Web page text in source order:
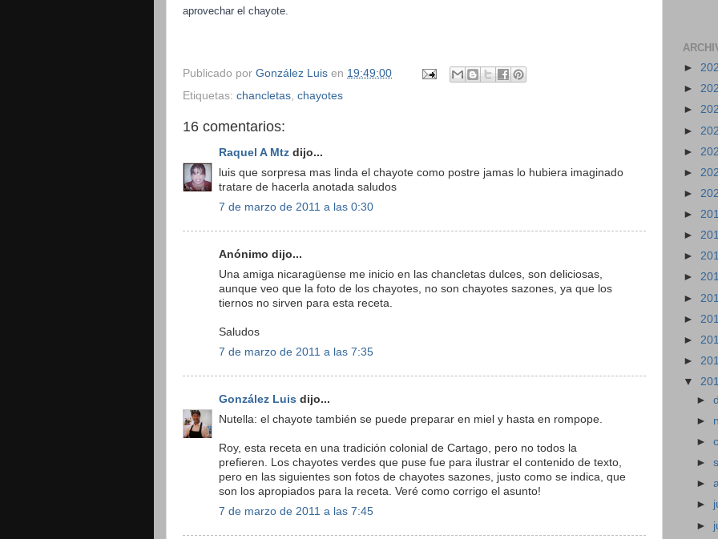
aprovechar el chayote.
Publicado por González Luis en 19:49:00
Etiquetas: chancletas chayotes
16 comentarios:
Raquel A Mtz dijo...
luis que sorpresa mas linda el chayote como postre jamas lo hubiera imaginado
tratare de hacerla anotada saludos
7 de marzo de 2011 a las 0:30
Anónimo dijo...
Una amiga nicaragüense me inicio en las chancletas dulces, son deliciosas,
aunque veo que la foto de los chayotes, no son chayotes sazones, ya que los
tiernos no sirven para esta receta.
Saludos
7 de marzo de 2011 a las 7:35
González Luis dijo...
Nutella: el chayote también se puede preparar en miel y hasta en rompope.
Roy, esta receta en una tradición colonial de Cartago, pero no todos la
prefieren. Los chayotes verdes que puse fue para ilustrar el contenido de texto,
pero en las siguientes son fotos de chayotes sazones, justo como se indica, que
son los apropiados para la receta. Veré como corrigo el asunto!
7 de marzo de 2011 a las 7:45
►
►
►
►
►
►
►
►
►
►
►
►
►
►
►
▼
►
►
►
►
►
►
►